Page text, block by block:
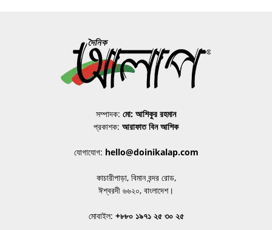
সম্পাদক: মো: আশিকুর রহমান
প্রকাশক: আরাফাত বিন আশিক
যোগাযোগ: hello@doinikalap.com
কাচারীপাড়া, বিমান বন্দর রোড,
ঈশ্বরদী ৬৬২০, বাংলাদেশ।
মোবাইল: +৮৮০ ১৯৭১ ২৫ ৩০ ২৫